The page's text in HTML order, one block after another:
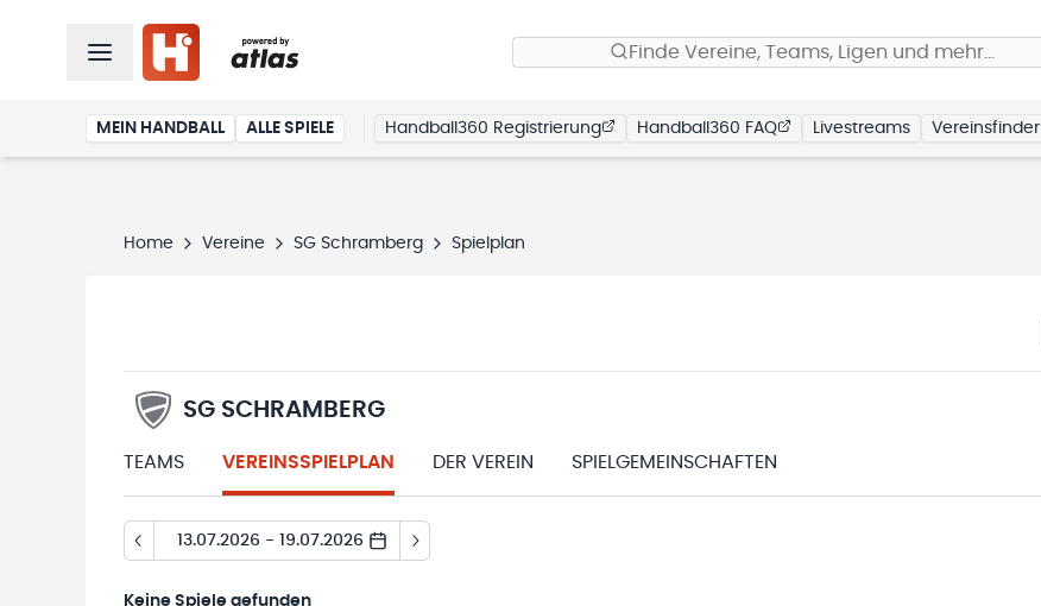
Finde Vereine, Teams, Ligen und mehr…
MEIN HANDBALL ALLE SPIELE Handball360 Registrierung Handball360 FAQ Livestreams Vereinsfinder
Home Vereine SG Schramberg Spielplan
SG SCHRAMBERG
TEAMS VEREINSSPIELPLAN DER VEREIN SPIELGEMEINSCHAFTEN
13.07.2026 - 19.07.2026
Keine Spiele gefunden